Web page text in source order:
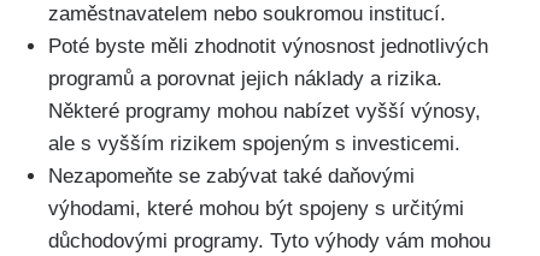
zaměstnavatelem nebo soukromou institucí.
Poté byste měli zhodnotit výnosnost jednotlivých
programů a porovnat jejich náklady a rizika.
Některé programy mohou nabízet vyšší výnosy,
ale s vyšším rizikem spojeným s investicemi.
Nezapomeňte se zabývat také daňovými
výhodami, které mohou být spojeny s určitými
důchodovými programy. Tyto výhody vám mohou